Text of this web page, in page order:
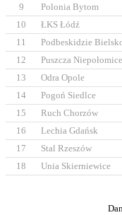
9
Polonia Bytom
10
ŁKS Łódź
11
Podbeskidzie
12
Puszcza Niepołomice
13
Odra Opole
14
Pogoń Siedlce
15
Ruch Chorzów
16
Lechia Gdańsk
17
Stal Rzeszów
18
Unia Skierniewice